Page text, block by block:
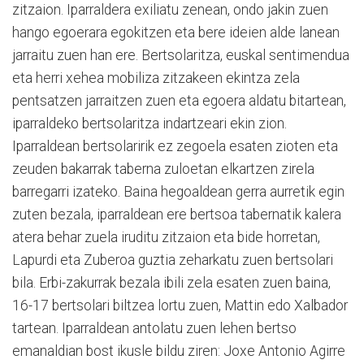
zitzaion. Iparraldera exiliatu zenean, ondo jakin zuen
hango egoerara egokitzen eta bere ideien alde lanean
jarraitu zuen han ere. Bertsolaritza, euskal sentimendua
eta herri xehea mobiliza zitzakeen ekintza zela
pentsatzen jarraitzen zuen eta egoera aldatu bitartean,
iparraldeko bertsolaritza indartzeari ekin zion.
Iparraldean bertsolaririk ez zegoela esaten zioten eta
zeuden bakarrak taberna zuloetan elkartzen zirela
barregarri izateko. Baina hegoaldean gerra aurretik egin
zuten bezala, iparraldean ere bertsoa tabernatik kalera
atera behar zuela iruditu zitzaion eta bide horretan,
Lapurdi eta Zuberoa guztia zeharkatu zuen bertsolari
bila. Erbi-zakurrak bezala ibili zela esaten zuen baina,
16-17 bertsolari biltzea lortu zuen, Mattin edo Xalbador
tartean. Iparraldean antolatu zuen lehen bertso
emanaldian bost ikusle bildu ziren: Joxe Antonio Agirre